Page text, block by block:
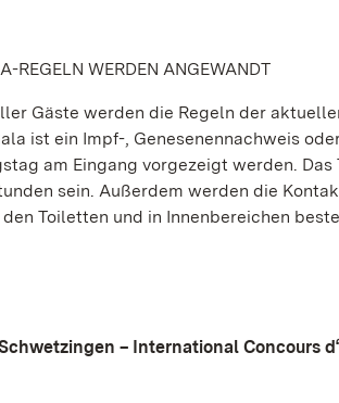
REGELN WERDEN ANGEWANDT
Gäste werden die Regeln der
ist ein Impf-, Genesenennachweis
am Eingang vorgezeigt werden.
sein. Außerdem werden die
Toiletten und in Innenbereichen
– International Concours